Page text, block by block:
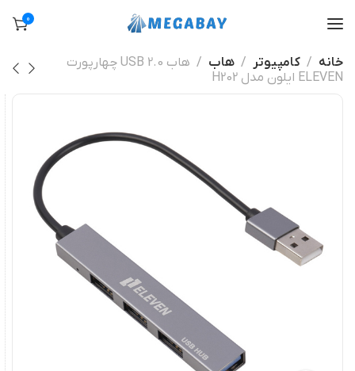
0
خانه کامپیوتر هاب
هاب USB 2.0 چهارپورت
ELEVEN ایلون مدل H202